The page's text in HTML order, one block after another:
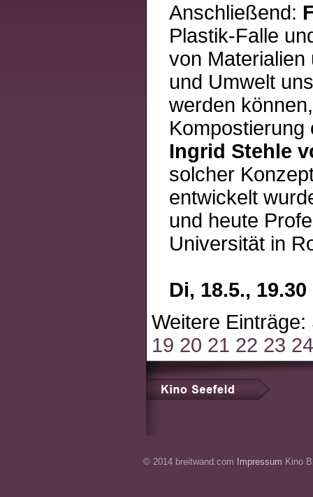
Anschließend:
Plastik-Falle
von Materialien
und Umwelt
werden
Ingrid Stehle
solcher
entwickelt
und heute
Universität in
Di, 18.5.,
Weitere
19 20 21 22 23 24
© 2014 breitwand.com Impressum Kino